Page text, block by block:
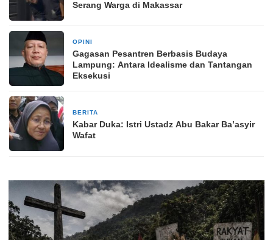
Serang Warga di Makassar
OPINI
Gagasan Pesantren Berbasis Budaya
Lampung: Antara Idealisme dan Tantangan
Eksekusi
BERITA
Kabar Duka: Istri Ustadz Abu Bakar Ba’asyir
Wafat